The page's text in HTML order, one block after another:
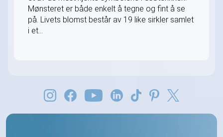
Mønsteret er både enkelt å tegne og fint å se
på. Livets blomst består av 19 like sirkler samlet
i et...